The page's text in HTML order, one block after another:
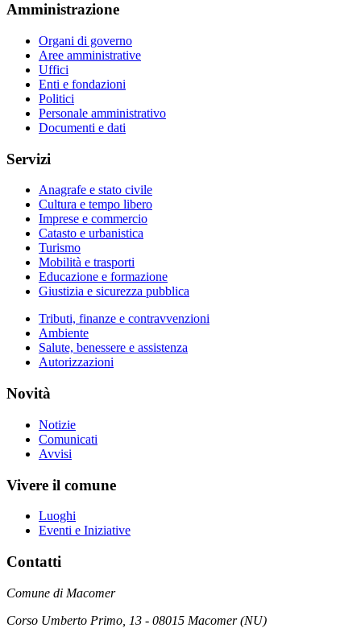
Amministrazione
Organi di governo
Aree amministrative
Uffici
Enti e fondazioni
Politici
Personale amministrativo
Documenti e dati
Servizi
Anagrafe e stato civile
Cultura e tempo libero
Imprese e commercio
Catasto e urbanistica
Turismo
Mobilità e trasporti
Educazione e formazione
Giustizia e sicurezza pubblica
Tributi, finanze e contravvenzioni
Ambiente
Salute, benessere e assistenza
Autorizzazioni
Novità
Notizie
Comunicati
Avvisi
Vivere il comune
Luoghi
Eventi e Iniziative
Contatti
Comune di Macomer
Corso Umberto Primo, 13 - 08015 Macomer (NU)